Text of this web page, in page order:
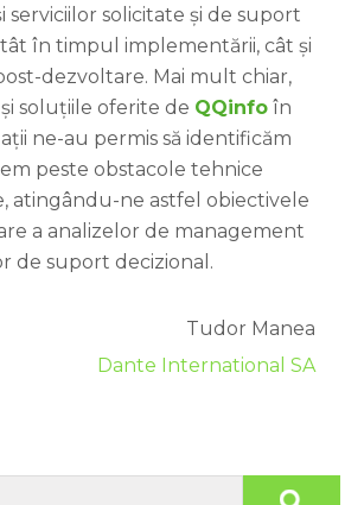
serviciilor solicitate și de suport
în timpul implementării, cât și
dezvoltare. Mai mult chiar,
soluțiile oferite de QQinfo în
ne-au permis să identificăm
peste obstacole tehnice
atingându-ne astfel obiectivele
a analizelor de management
de suport decizional.
Tudor Manea
Dante International SA